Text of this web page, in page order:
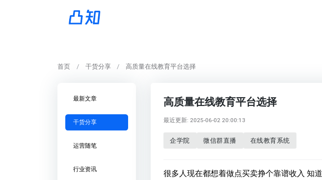
首页 干货分享 高质量在线教育平台选择
最新文章
干货分享
运营随笔
行业资讯
高质量在线教育平台选择
最近更新: 2025-06-02 20:00:13
企学院 微信群直播 在线教育系统
很多人现在都想着做点买卖挣个靠谱收入 知